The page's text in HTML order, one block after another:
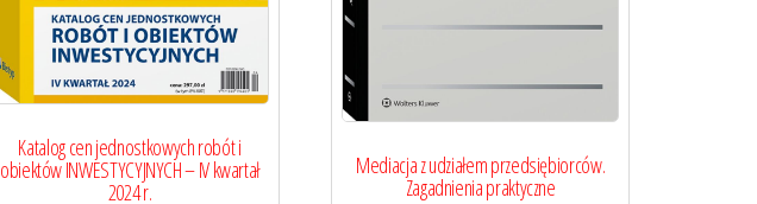
Katalog cen jednostkowych robót i
obiektów INWESTYCYJNYCH – IV kwartał
2024 r.
Mediacja z udziałem przedsiębiorców.
Zagadnienia praktyczne